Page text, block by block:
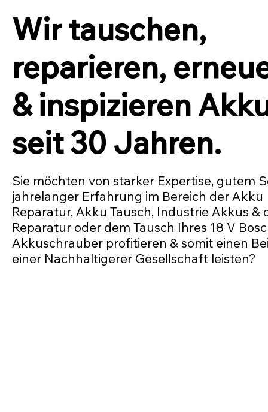
Wir tauschen,
reparieren,
& inspizieren
seit 30 Jahren.
Sie möchten von starker Expertise, gutem
jahrelanger Erfahrung im Bereich der Akku
Reparatur, Akku Tausch, Industrie Akkus &
Reparatur oder dem Tausch Ihres 18 V
Akkuschrauber profitieren & somit einen
einer Nachhaltigerer Gesellschaft leisten?